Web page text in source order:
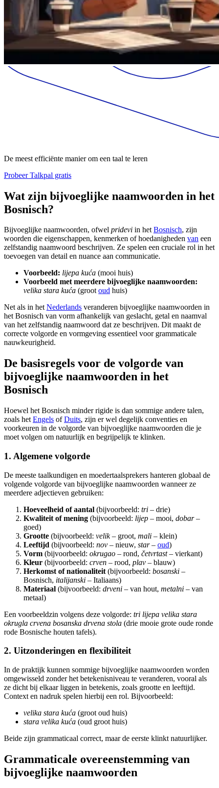
De meest efficiënte manier om een taal te leren
Probeer Talkpal gratis
Wat zijn bijvoeglijke naamwoorden in het
Bosnisch?
Bijvoeglijke naamwoorden, ofwel pridevi in hetBosnisch, zijn
woorden die eigenschappen, kenmerken of hoedanigheden van een
zelfstandig naamwoord beschrijven. Ze spelen een cruciale rol in het
toevoegen van detail en nuance aan communicatie.
Voorbeeld: lijepa kuća (mooi huis)
Voorbeeld met meerdere bijvoeglijke naamwoorden:
velika stara kuća (grootoud huis)
Net als in hetNederlands veranderen bijvoeglijke naamwoorden in
het Bosnisch van vorm afhankelijk van geslacht, getal en naamval
van het zelfstandig naamwoord dat ze beschrijven. Dit maakt de
correcte volgorde en vormgeving essentieel voor grammaticale
nauwkeurigheid.
De basisregels voor de volgorde van
bijvoeglijke naamwoorden in het
Bosnisch
Hoewel het Bosnisch minder rigide is dan sommige andere talen,
zoals het Engels ofDuits, zijn er wel degelijk conventies en
voorkeuren in de volgorde van bijvoeglijke naamwoorden die je
moet volgen om natuurlijk en begrijpelijk te klinken.
1. Algemene volgorde
De meeste taalkundigen en moedertaalsprekers hanteren globaal de
volgende volgorde van bijvoeglijke naamwoorden wanneer ze
meerdere adjectieven gebruiken:
Hoeveelheid of aantal (bijvoorbeeld: tri – drie)
Kwaliteit of mening (bijvoorbeeld: lijep – mooi, dobar–
goed)
Grootte (bijvoorbeeld: velik– groot, mali – klein)
Leeftijd (bijvoorbeeld: nov – nieuw, star– oud)
Vorm (bijvoorbeeld: okrugao – rond, četvrtast– vierkant)
Kleur (bijvoorbeeld: crven – rood, plav – blauw)
Herkomst of nationaliteit (bijvoorbeeld: bosanski –
Bosnisch, italijanski – Italiaans)
Materiaal (bijvoorbeeld: drveni – van hout, metalni – van
metaal)
Een voorbeeldzin volgens deze volgorde: tri lijepa velika stara
okrugla crvena bosanska drvena stola (drie mooie grote oude ronde
rode Bosnische houten tafels).
2. Uitzonderingen en flexibiliteit
In de praktijk kunnen sommige bijvoeglijke naamwoorden worden
omgewisseld zonder het betekenisniveau te veranderen, vooral als
ze dicht bij elkaar liggen in betekenis, zoals grootte en leeftijd.
Context en nadruk spelen hierbij een rol. Bijvoorbeeld:
velika stara kuća (groot oud huis)
stara velika kuća (oud groot huis)
Beide zijn grammaticaal correct, maar de eerste klinkt natuurlijker.
Grammaticale overeenstemming van
bijvoeglijke naamwoorden